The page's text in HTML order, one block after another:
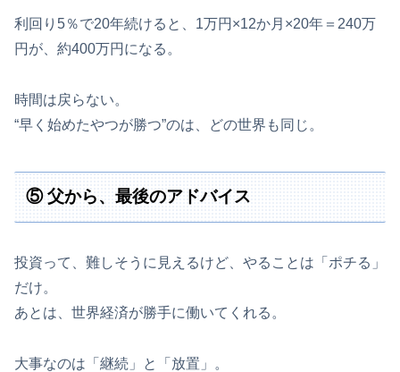
利回り5％で20年続けると、1万円×12か月×20年＝240万
円が、約400万円になる。
時間は戻らない。
“早く始めたやつが勝つ”のは、どの世界も同じ。
⑤ 父から、最後のアドバイス
投資って、難しそうに見えるけど、やることは「ポチる」
だけ。
あとは、世界経済が勝手に働いてくれる。
大事なのは「継続」と「放置」。